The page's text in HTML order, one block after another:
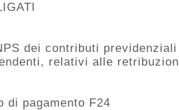
dei contributi
relativi alle
di pagamento F24